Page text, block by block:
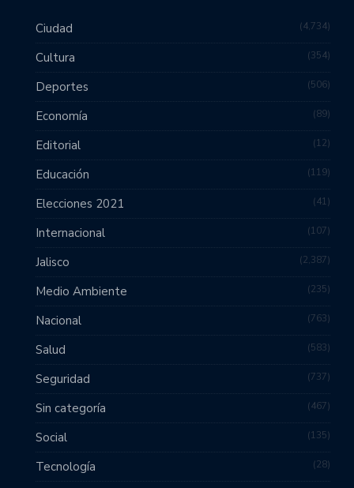
Ciudad 4,734
Cultura 354
Deportes 506
Economía 89
Editorial 12
Educación 119
Elecciones 2021 41
Internacional 107
Jalisco 2,387
Medio Ambiente 235
Nacional 763
Salud 583
Seguridad 737
Sin categoría 467
Social 135
Tecnología 28